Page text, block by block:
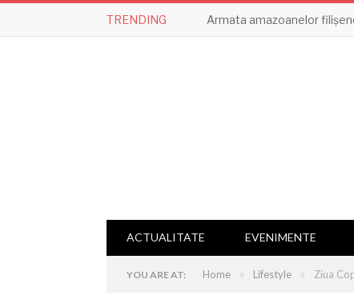
TRENDING Armata amazoanelor
ACTUALITATE EVENIMENTE
YOU ARE AT: Home » Lifestyle » Ziua